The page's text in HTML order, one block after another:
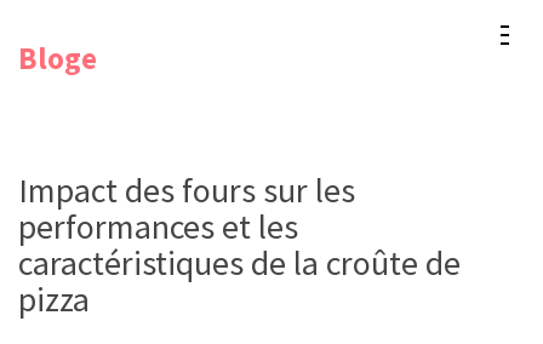
Bloge
Impact des fours sur les
performances et les
caractéristiques de la croûte de
pizza